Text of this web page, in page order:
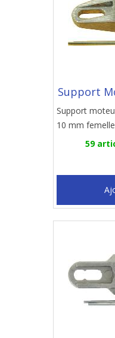
Support
Support
10 mm femelle
59